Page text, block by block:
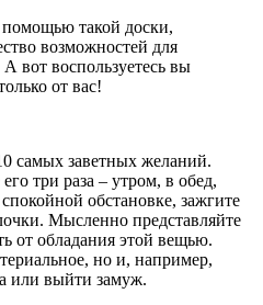
такой доски,
возможностей для
вот воспользуетесь вы
от вас!
самых заветных желаний.
три раза – утром, в обед,
обстановке, зажгите
Мысленно представляйте
от обладания этой вещью.
но и, например,
или выйти замуж.